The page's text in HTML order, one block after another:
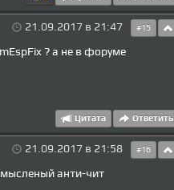
21.09.2017 в 21:47 #15
? а не в форуме
Ответить
Цитата
21.09.2017 в 21:58 #16
анти-чит